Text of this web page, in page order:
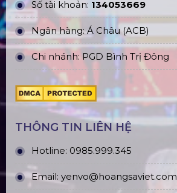
Số tài khoản: 134053669
Ngân hàng: Á Châu (ACB)
Chi nhánh: PGD Bình Trị Đông
THÔNG TIN LIÊN HỆ
Hotline: 0985.999.345
Email: yenvo@hoangsaviet.com